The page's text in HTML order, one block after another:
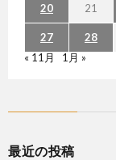
20 21
27 28
« 11月
1月 »
最近の投稿